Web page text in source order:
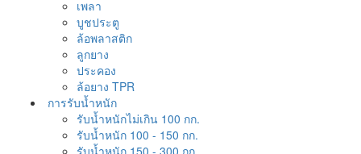
เพลา
บูชประตู
ล้อพลาสติก
ลูกยาง
ประคอง
ล้อยาง TPR
การรับน้ำหนัก
รับน้ำหนักไม่เกิน 100 กก.
รับน้ำหนัก 100 - 150 กก.